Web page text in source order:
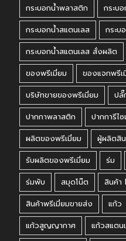
กระบอกน้ำพลาสติก
กระบ
กระบอกน้ำสแตนเลส
กระบ
กระบอกน้ำสแตนเลส สั่งผลิต
ของพรีเมี่ยม
ของแจกพรีเ
บริษัทขายของพรีเมี่ยม
ปลั๊
ปากกาพลาสติก
ปากการีไซ
ผลิตของพรีเมี่ยม
ผู้ผลิตสิ
รับผลิตของพรีเมี่ยม
ร่ม
ร่มพับ
สมุดโน๊ต สินค้า
สินค้าพรีเมี่ยมขายส่ง
แก้ว
แก้วสูญญากาศ
แก้วสแตน